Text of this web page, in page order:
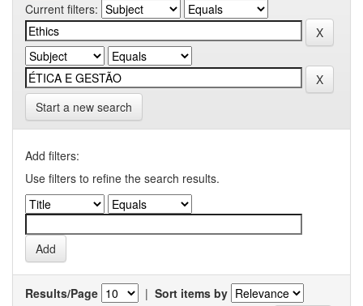
Current filters:
Start a new search
Add filters:
Use filters to refine the search results.
Results/Page | Sort items by